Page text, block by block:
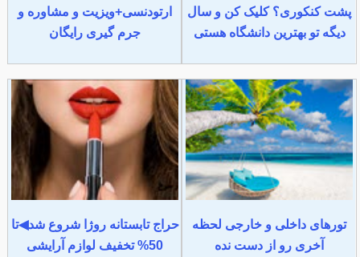
پشت کنکوری؟ کلیک کن و سال
دیگه تو بهترین دانشگاه هستی
ارتودنسی+ویزیت و مشاوره و
جرم گیری رایگان
تورهای داخلی و خارجی لحظه
آخری رو از دست نده
حراج تابستانه روژا شروع شد◀تا
50% تخفیف لوازم آرایشی